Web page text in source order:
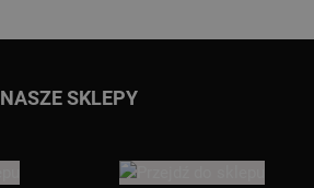
NASZE SKLEPY